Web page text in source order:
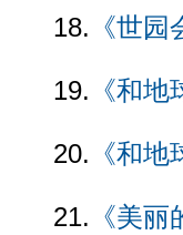
18. 《世园
19. 《和
20. 《和
21. 《美丽